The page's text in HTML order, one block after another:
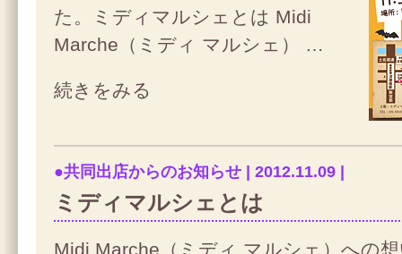
た。ミディマルシェとは Midi
Marche（ミディ マルシェ） …
続きをみる
●共同出店からのお知らせ | 2012.11.09 |
ミディマルシェとは
Midi Marche（ミディ マルシェ）への